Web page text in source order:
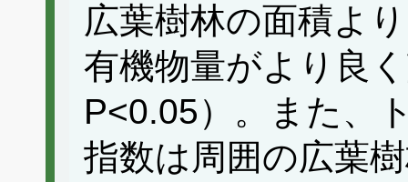
広葉樹林の面積よ
有機物量がより良
P<0.05）。また、
指数は周囲の広葉